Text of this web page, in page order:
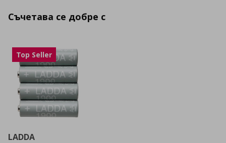
Съчетава се добре с
Top Seller
LADDA